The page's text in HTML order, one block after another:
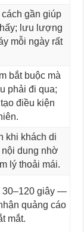
gần giúp
lưu lượng
mỗi ngày rất
bắt buộc mà
phải đi qua;
điều kiện
khi khách di
dung nhờ
lý thoải mái.
30–120 giây —
quảng cáo
mắt.